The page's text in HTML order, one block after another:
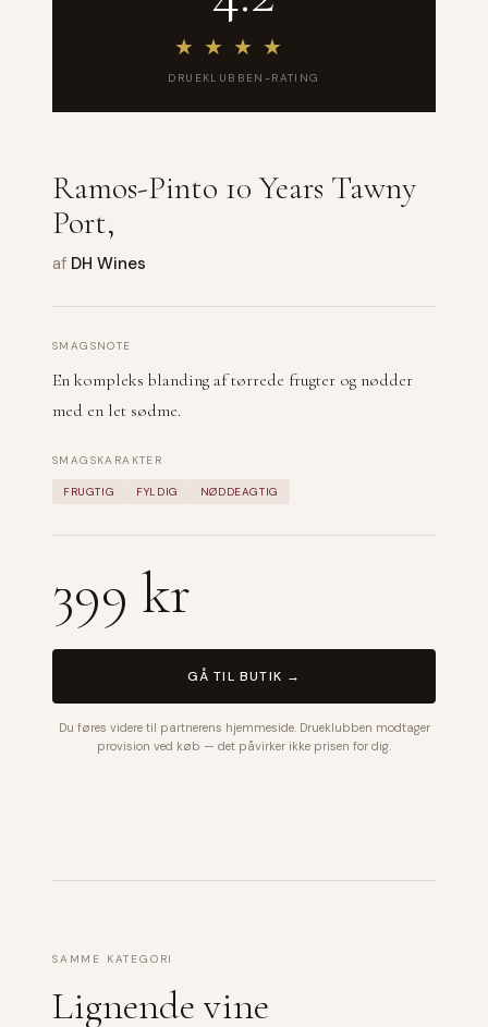
★ ★ ★ ★
DRUEKLUBBEN-RATING
Ramos-Pinto 10 Years Tawny
Port,
af DH Wines
SMAGSNOTE
En kompleks blanding af tørrede frugter og nødder
med en let sødme.
SMAGSKARAKTER
FRUGTIG FYLDIG NØDDEAGTIG
399 kr
GÅ TIL BUTIK →
Du føres videre til partnerens hjemmeside. Drueklubben modtager
provision ved køb — det påvirker ikke prisen for dig.
SAMME KATEGORI
Lignende vine